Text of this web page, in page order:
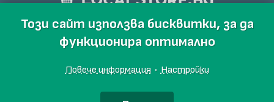
Този сайт използва бисквитки, за да
функционира оптимално
Повече информация · Настройки